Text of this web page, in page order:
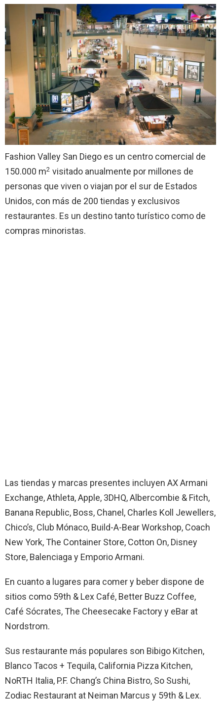
Fashion Valley San Diego es un centro comercial de
150.000 m2 visitado anualmente por millones de
personas que viven o viajan por el sur de Estados
Unidos, con más de 200 tiendas y exclusivos
restaurantes. Es un destino tanto turístico como de
compras minoristas.
Las tiendas y marcas presentes incluyen AX Armani
Exchange, Athleta, Apple, 3DHQ, Albercombie & Fitch,
Banana Republic, Boss, Chanel, Charles Koll Jewellers,
Chico’s, Club Mónaco, Build-A-Bear Workshop, Coach
New York, The Container Store, Cotton On, Disney
Store, Balenciaga y Emporio Armani.
En cuanto a lugares para comer y beber dispone de
sitios como 59th & Lex Café, Better Buzz Coffee,
Café Sócrates, The Cheesecake Factory y eBar at
Nordstrom.
Sus restaurante más populares son Bibigo Kitchen,
Blanco Tacos + Tequila, California Pizza Kitchen,
NoRTH Italia, P.F. Chang’s China Bistro, So Sushi,
Zodiac Restaurant at Neiman Marcus y 59th & Lex.